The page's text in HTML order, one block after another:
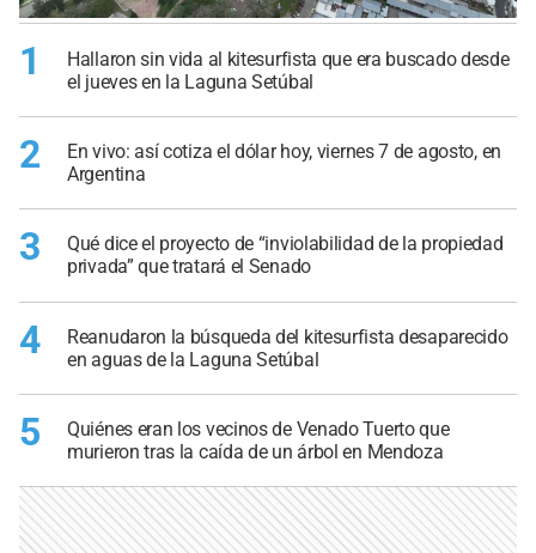
1
Hallaron sin vida al kitesurfista que era buscado desde
el jueves en la Laguna Setúbal
2
En vivo: así cotiza el dólar hoy, viernes 7 de agosto, en
Argentina
3
Qué dice el proyecto de “inviolabilidad de la propiedad
privada” que tratará el Senado
4
Reanudaron la búsqueda del kitesurfista desaparecido
en aguas de la Laguna Setúbal
5
Quiénes eran los vecinos de Venado Tuerto que
murieron tras la caída de un árbol en Mendoza